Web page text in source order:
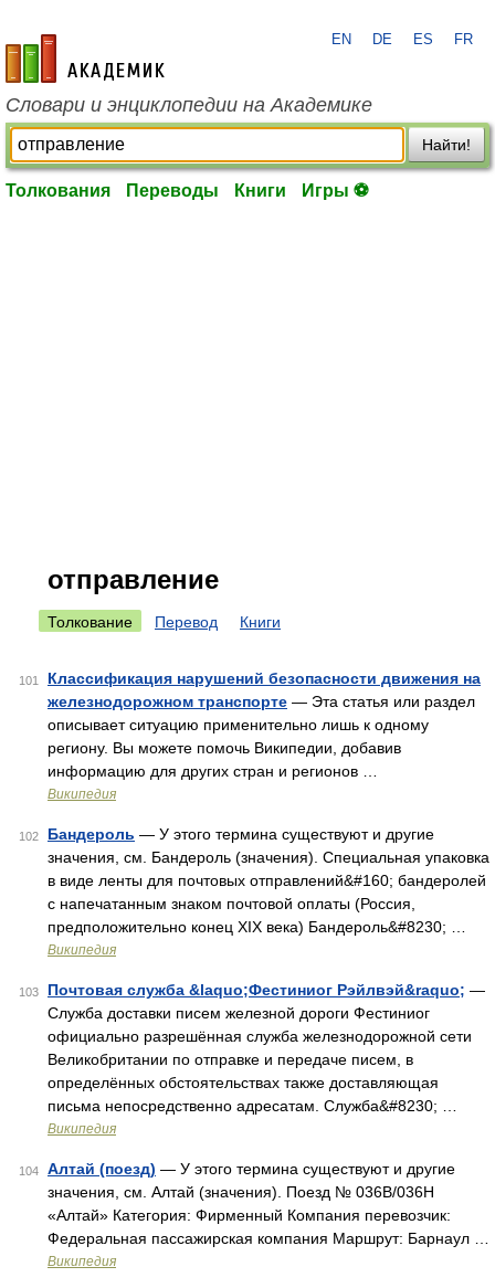
academic.ru
EN DE ES FR
Словари и энциклопедии на Академике
Найти!
Толкования Переводы Книги Игры ⚽
отправление
Толкование Перевод Книги
101
Классификация нарушений безопасности движения на
железнодорожном транспорте — Эта статья или раздел
описывает ситуацию применительно лишь к одному
региону. Вы можете помочь Википедии, добавив
информацию для других стран и регионов …
Википедия
102 Бандероль — У этого термина существуют и другие
значения, см. Бандероль (значения). Специальная упаковка
в виде ленты для почтовых отправлений&#160; бандеролей
с напечатанным знаком почтовой оплаты (Россия,
предположительно конец XIX века) Бандероль&#8230; …
Википедия
103 Почтовая служба &laquo;Фестиниог Рэйлвэй&raquo; —
Служба доставки писем железной дороги Фестиниог
официально разрешённая служба железнодорожной сети
Великобритании по отправке и передаче писем, в
определённых обстоятельствах также доставляющая
письма непосредственно адресатам. Служба&#8230; …
Википедия
104 Алтай (поезд) — У этого термина существуют и другие
значения, см. Алтай (значения). Поезд № 036В/036Н
«Алтай» Категория: Фирменный Компания перевозчик:
Федеральная пассажирская компания Маршрут: Барнаул …
Википедия